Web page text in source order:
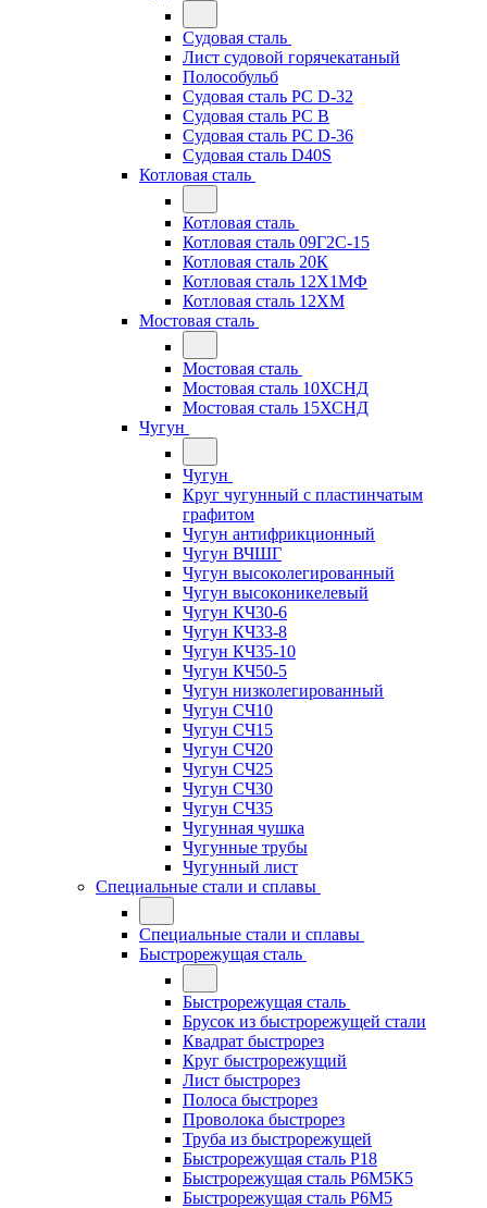
Судовая сталь
Лист судовой горячекатаный
Полособульб
Судовая сталь РС D-32
Судовая сталь РС В
Судовая сталь РС D-36
Судовая сталь D40S
Котловая сталь
Котловая сталь
Котловая сталь 09Г2С-15
Котловая сталь 20К
Котловая сталь 12Х1МФ
Котловая сталь 12ХМ
Мостовая сталь
Мостовая сталь
Мостовая сталь 10ХСНД
Мостовая сталь 15ХСНД
Чугун
Чугун
Круг чугунный с пластинчатым
графитом
Чугун антифрикционный
Чугун ВЧШГ
Чугун высоколегированный
Чугун высоконикелевый
Чугун КЧ30-6
Чугун КЧ33-8
Чугун КЧ35-10
Чугун КЧ50-5
Чугун низколегированный
Чугун СЧ10
Чугун СЧ15
Чугун СЧ20
Чугун СЧ25
Чугун СЧ30
Чугун СЧ35
Чугунная чушка
Чугунные трубы
Чугунный лист
Специальные стали и сплавы
Специальные стали и сплавы
Быстрорежущая сталь
Быстрорежущая сталь
Брусок из быстрорежущей стали
Квадрат быстрорез
Круг быстрорежущий
Лист быстрорез
Полоса быстрорез
Проволока быстрорез
Труба из быстрорежущей
Быстрорежущая сталь Р18
Быстрорежущая сталь Р6М5К5
Быстрорежущая сталь Р6М5